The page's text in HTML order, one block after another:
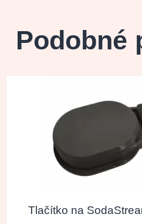
Podobné
Tlačítko na